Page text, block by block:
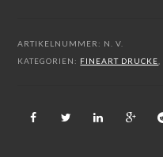
ARTIKELNUMMER: N. V.
KATEGORIEN: FINEART DRUCKE